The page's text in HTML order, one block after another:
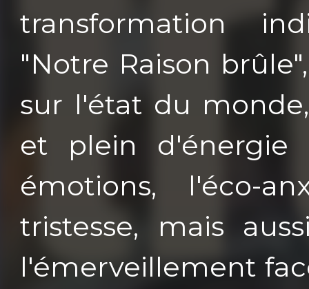
transformation
"Notre Raison
sur l'état du
et plein
émotions, l'éco-
tristesse, mais
l'émerveillement